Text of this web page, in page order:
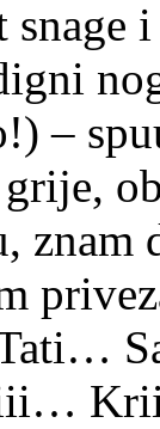
–
znam